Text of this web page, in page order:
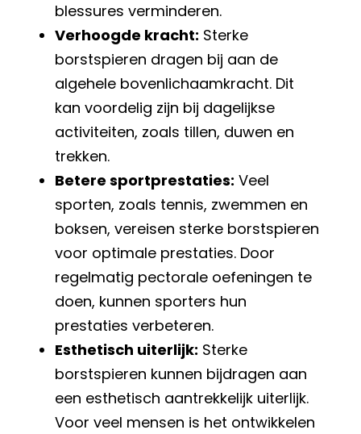
blessures verminderen.
Verhoogde kracht: Sterke
borstspieren dragen bij aan de
algehele bovenlichaamkracht. Dit
kan voordelig zijn bij dagelijkse
activiteiten, zoals tillen, duwen en
trekken.
Betere sportprestaties: Veel
sporten, zoals tennis, zwemmen en
boksen, vereisen sterke borstspieren
voor optimale prestaties. Door
regelmatig pectorale oefeningen te
doen, kunnen sporters hun
prestaties verbeteren.
Esthetisch uiterlijk: Sterke
borstspieren kunnen bijdragen aan
een esthetisch aantrekkelijk uiterlijk.
Voor veel mensen is het ontwikkelen